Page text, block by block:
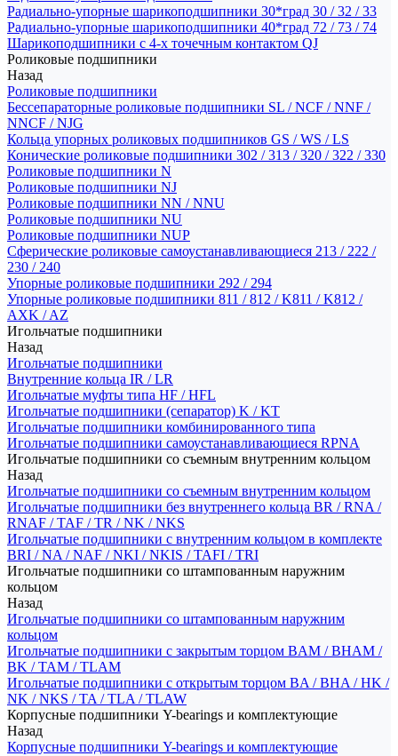
Радиально-упорные шарикоподшипники 30*град 30 / 32 / 33
Радиально-упорные шарикоподшипники 40*град 72 / 73 / 74
Шарикоподшипники с 4-х точечным контактом QJ
Роликовые подшипники
Назад
Роликовые подшипники
Бессепараторные роликовые подшипники SL / NCF / NNF /
NNCF / NJG
Кольца упорных роликовых подшипников GS / WS / LS
Конические роликовые подшипники 302 / 313 / 320 / 322 / 330
Роликовые подшипники N
Роликовые подшипники NJ
Роликовые подшипники NN / NNU
Роликовые подшипники NU
Роликовые подшипники NUP
Сферические роликовые самоустанавливающиеся 213 / 222 /
230 / 240
Упорные роликовые подшипники 292 / 294
Упорные роликовые подшипники 811 / 812 / K811 / K812 /
AXK / AZ
Игольчатые подшипники
Назад
Игольчатые подшипники
Внутренние кольца IR / LR
Игольчатые муфты типа HF / HFL
Игольчатые подшипники (сепаратор) K / KT
Игольчатые подшипники комбинированного типа
Игольчатые подшипники самоустанавливающиеся RPNA
Игольчатые подшипники со съемным внутренним кольцом
Назад
Игольчатые подшипники со съемным внутренним кольцом
Игольчатые подшипники без внутреннего кольца BR / RNA /
RNAF / TAF / TR / NK / NKS
Игольчатые подшипники с внутренним кольцом в комплекте
BRI / NA / NAF / NKI / NKIS / TAFI / TRI
Игольчатые подшипники со штампованным наружним
кольцом
Назад
Игольчатые подшипники со штампованным наружним
кольцом
Игольчатые подшипники с закрытым торцом BAM / BHAM /
BK / TAM / TLAM
Игольчатые подшипники с открытым торцом BA / BHA / HK /
NK / NKS / TA / TLA / TLAW
Корпусные подшипники Y-bearings и комплектующие
Назад
Корпусные подшипники Y-bearings и комплектующие